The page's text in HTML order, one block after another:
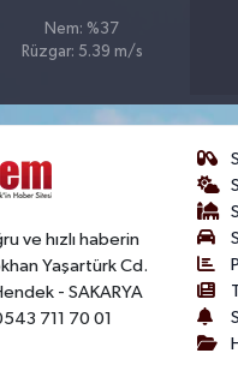
Nem: %37
Rüzgar: 5.39 m/s
ve hızlı haberin
Yaşartürk Cd.
- SAKARYA
711 70 01